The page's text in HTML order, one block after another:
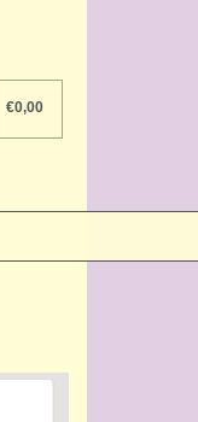
€0,00